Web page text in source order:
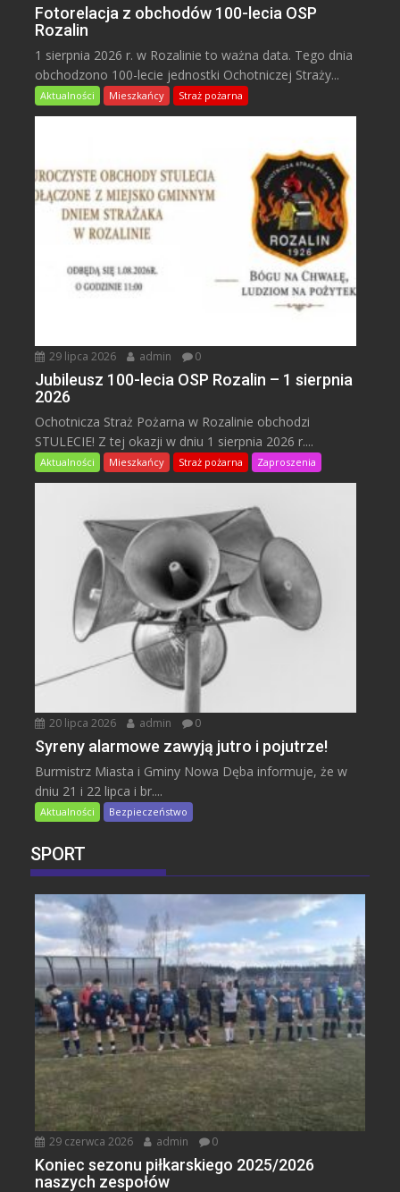
Fotorelacja z obchodów 100-lecia OSP
Rozalin
1 sierpnia 2026 r. w Rozalinie to ważna data. Tego dnia
obchodzono 100-lecie jednostki Ochotniczej Straży...
Aktualności Mieszkańcy Straż pożarna
29 lipca 2026 admin 0
Jubileusz 100-lecia OSP Rozalin – 1 sierpnia
2026
Ochotnicza Straż Pożarna w Rozalinie obchodzi
STULECIE! Z tej okazji w dniu 1 sierpnia 2026 r....
Aktualności Mieszkańcy Straż pożarna Zaproszenia
20 lipca 2026 admin 0
Syreny alarmowe zawyją jutro i pojutrze!
Burmistrz Miasta i Gminy Nowa Dęba informuje, że w
dniu 21 i 22 lipca i br....
Aktualności Bezpieczeństwo
SPORT
29 czerwca 2026 admin 0
Koniec sezonu piłkarskiego 2025/2026
naszych zespołów